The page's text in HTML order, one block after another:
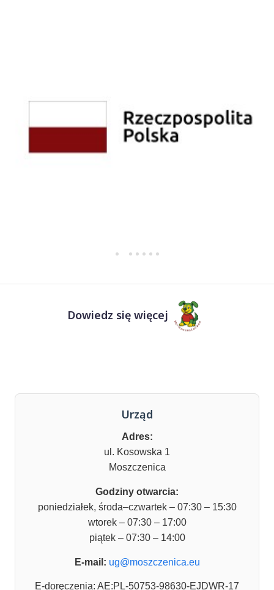
Dowiedz się więcej
Urząd
Adres:
ul. Kosowska 1
Moszczenica
Godziny otwarcia:
poniedziałek, środa–czwartek – 07:30 – 15:30
wtorek – 07:30 – 17:00
piątek – 07:30 – 14:00
E-mail: ug@moszczenica.eu
E-doręczenia: AE:PL-50753-98630-EJDWR-17